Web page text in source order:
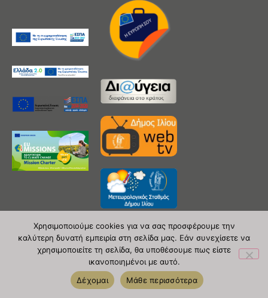
Copyright 2020 © Δήμος Ιλίου
| powered by Evolutionprojects
Χρησιμοποιούμε cookies για να σας προσφέρουμε την
καλύτερη δυνατή εμπειρία στη σελίδα μας. Εάν συνεχίσετε να
χρησιμοποιείτε τη σελίδα, θα υποθέσουμε πως είστε
ικανοποιημένοι με αυτό.
Δέχομαι
Μάθε περισσότερα